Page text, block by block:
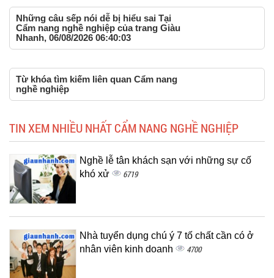
Những câu sếp nói dễ bị hiểu sai Tại
Cẩm nang nghề nghiệp của trang Giàu
Nhanh, 06/08/2026 06:40:03
Từ khóa tìm kiếm liên quan Cẩm nang
nghề nghiệp
TIN XEM NHIỀU NHẤT CẨM NANG NGHỀ NGHIỆP
Nghề lễ tân khách sạn với những sự cố
khó xử
6719
Nhà tuyển dụng chú ý 7 tố chất cần có ở
nhân viên kinh doanh
4700